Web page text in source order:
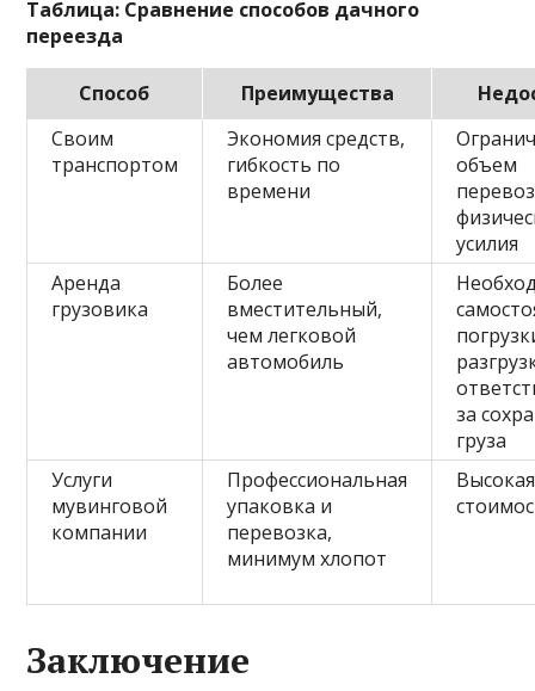
Таблица: Сравнение способов дачного
переезда
Способ Преимущества
Своим
транспортом
Экономия средств,
гибкость по
времени
объем
усилия
Аренда
грузовика
Более
вместительный,
чем легковой
автомобиль
за
груза
Услуги
мувинговой
компании
Профессиональная
упаковка и
перевозка,
минимум хлопот
Высокая
Заключение